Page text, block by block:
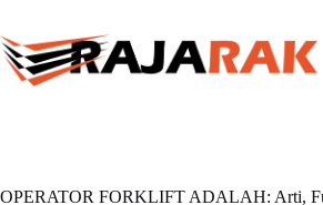
content
OPERATOR FORKLIFT ADALAH: Arti,